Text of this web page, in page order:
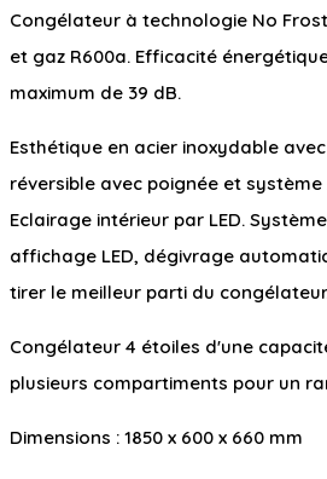
Congélateur à technologie No
et gaz R600a. Efficacité
maximum de 39 dB.
Esthétique en acier inoxydable
réversible avec poignée et système
Eclairage intérieur par LED.
affichage LED, dégivrage
tirer le meilleur parti du
Congélateur 4 étoiles d'une
plusieurs compartiments pour un
Dimensions : 1850 x 600 x 660 mm